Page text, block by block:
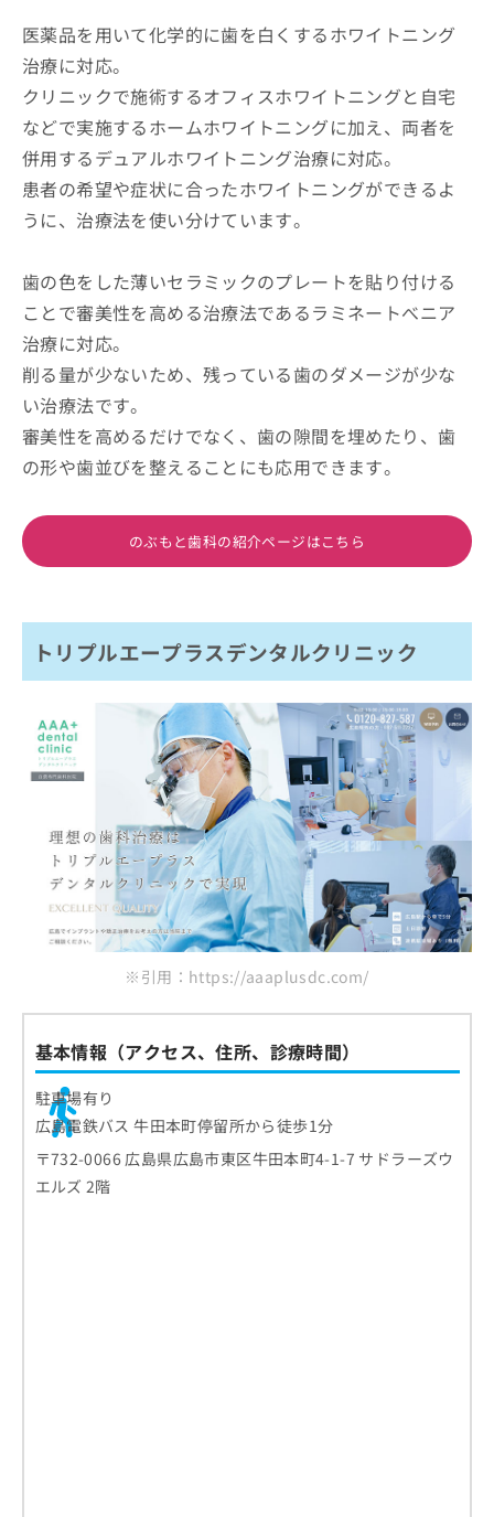
医薬品を用いて化学的に歯を白くするホワイトニング
治療に対応。
クリニックで施術するオフィスホワイトニングと自宅
などで実施するホームホワイトニングに加え、両者を
併用するデュアルホワイトニング治療に対応。
患者の希望や症状に合ったホワイトニングができるよ
うに、治療法を使い分けています。
歯の色をした薄いセラミックのプレートを貼り付ける
ことで審美性を高める治療法であるラミネートべニア
治療に対応。
削る量が少ないため、残っている歯のダメージが少な
い治療法です。
審美性を高めるだけでなく、歯の隙間を埋めたり、歯
の形や歯並びを整えることにも応用できます。
のぶもと歯科の紹介ページはこちら
トリプルエープラスデンタルクリニック
※引用：https://aaaplusdc.com/
基本情報（アクセス、住所、診療時間）
駐車場有り
広島電鉄バス 牛田本町停留所から徒歩1分
〒732-0066 広島県広島市東区牛田本町4-1-7 サドラーズウ
エルズ 2階